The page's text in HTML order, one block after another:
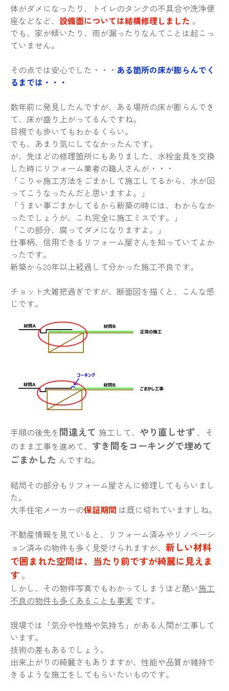
体がダメになったり、トイレのタンクの不具合や洗浄便
座などなど、 設備面については結構修理しました 。
でも、家が傾いたり、雨が漏ったりなんてことは起こっ
ていません。
その点では安心でした・・・ ある箇所の床が膨らんでく
るまでは・・・
数年前に発見したんですが、ある場所の床が膨らんでき
て、床が盛り上がってるんですね。
目視でも歩いてもわかるくらい。
でも、あまり気にしてなかったんです。
が、先ほどの修理箇所にもありました、水栓金具を交換
した時にリフォーム業者の職人さんが・・・
「こりゃ施工方法をごまかして施工してるから、水が回
ってこうなったんだと思いますよ。」
「うまい事ごまかしてるから新築の時には、わからなか
ったでしょうが、これ完全に施工ミスです。」
「この部分、腐ってダメになりますよ。」
仕事柄、信用できるリフォーム屋さんを知っていてよか
ったです。
新築から20年以上経過して分かった施工不良です。
チョット大雑把過ぎですが、断面図を描くと、こんな感
じです。
手順の後先を間違えて 施工して、 やり直しせず 、そ
のまま工事を進めて、 すき間をコーキングで埋めて
ごまかした んですね。
結局その部分もリフォーム屋さんに修理してもらいまし
た。
大手住宅メーカーの保証期間 は既に切れていますしね。
不動産情報を見ていると、リフォーム済みやリノベーシ
ョン済みの物件も多く見受けられますが、 新しい材料
で囲まれた空間は、当たり前ですが綺麗に見えま
す 。
しかし、その物件写真でもわかってしまうほど酷い施工
不良の物件も多くあることも事実 です。
現場では「気分や性格や気持ち」がある人間が工事して
います。
技術の差もあるでしょう。
出来上がりの綺麗さもありますが、性能や品質が維持で
きるような施工をしてもらいたいものです。